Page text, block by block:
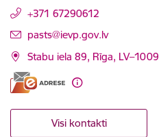
+371 67290612
E-pasts:
pasts@ievp.gov.lv
Stabu iela 89, Rīga, LV–1009
Visi kontakti